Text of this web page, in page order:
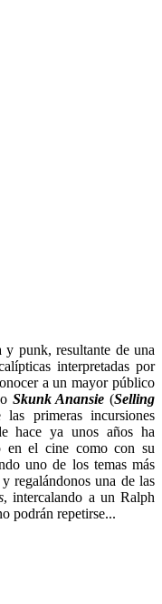
y punk, resultante de una
interpretadas por
a un mayor público
Skunk Anansie(Selling
primeras incursiones
hace ya unos años ha
en el cine como con su
uno de los temas más
regalándonos una de las
, intercalando a un Ralph
podrán repetirse...